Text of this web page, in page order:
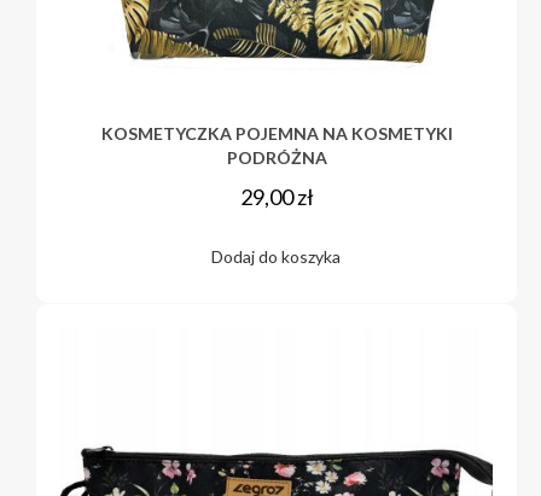
KOSMETYCZKA POJEMNA NA KOSMETYKI
PODRÓŻNA
29,00zł
Dodaj do koszyka